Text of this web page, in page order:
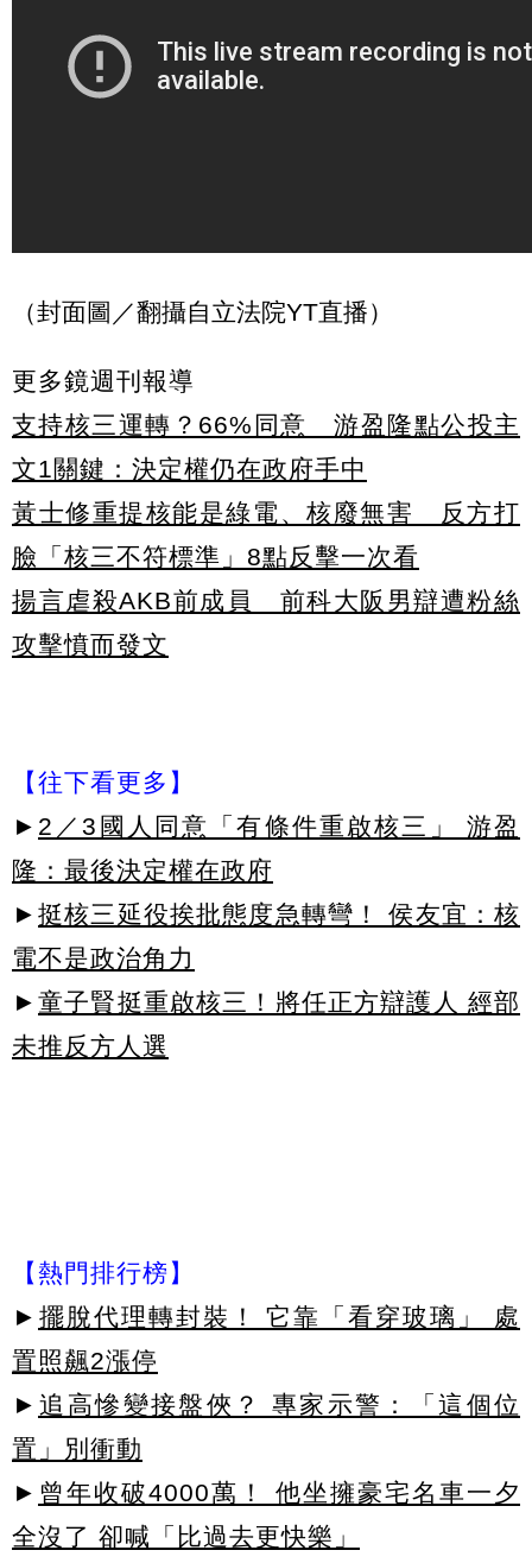
（封面圖／翻攝自立法院YT直播）
更多鏡週刊報導
支持核三運轉？66%同意 游盈隆點公投主
文1關鍵：決定權仍在政府手中
黃士修重提核能是綠電、核廢無害 反方打
臉「核三不符標準」8點反擊一次看
揚言虐殺AKB前成員 前科大阪男辯遭粉絲
攻擊憤而發文
【往下看更多】
► 2／3國人同意「有條件重啟核三」 游盈
隆：最後決定權在政府
► 挺核三延役挨批態度急轉彎！ 侯友宜：核
電不是政治角力
► 童子賢挺重啟核三！將任正方辯護人 經部
未推反方人選
【熱門排行榜】
► 擺脫代理轉封裝！ 它靠「看穿玻璃」 處
置照飆2漲停
► 追高慘變接盤俠？ 專家示警：「這個位
置」別衝動
► 曾年收破4000萬！ 他坐擁豪宅名車一夕
全沒了 卻喊「比過去更快樂」